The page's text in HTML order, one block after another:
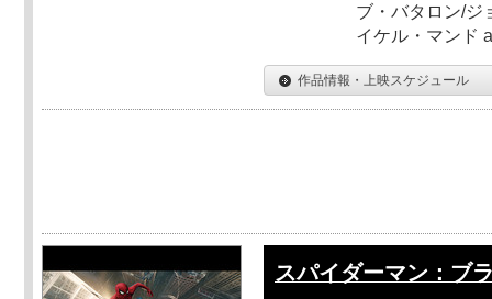
ブ・バタロン/ジ
イケル・マンド
作品情報・上映スケジュール
スパイダーマン：ブ